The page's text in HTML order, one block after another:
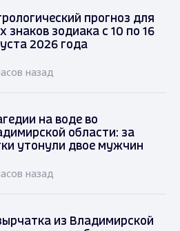
прогноз для
знаков зодиака с 10 по 16
2026 года
назад
на воде во
области: за
утонули двое мужчин
назад
из Владимирской